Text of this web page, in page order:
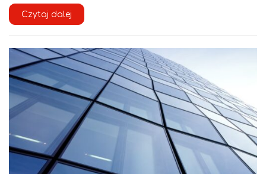
Czytaj dalej